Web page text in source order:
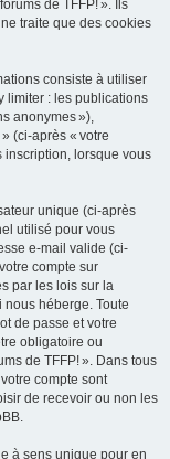
de TFFP! ». Ils
traite que des cookies
consiste à utiliser
limiter : les publications
anonymes »),
(ci-après « votre
inscription, lorsque vous
unique (ci-après
utilisé pour vous
e-mail valide (ci-
compte sur
par les lois sur la
héberge. Toute
de passe et votre
obligatoire ou
de TFFP! ». Dans tous
compte sont
de recevoir ou non les
à sens unique pour en